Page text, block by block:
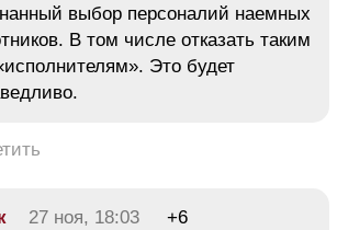
выбор персоналий наемных
В том числе отказать таким
Это будет
27 ноя, 18:03
+6